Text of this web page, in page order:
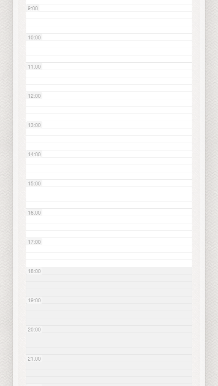
9:00
10:00
11:00
12:00
13:00
14:00
15:00
16:00
17:00
18:00
19:00
20:00
21:00